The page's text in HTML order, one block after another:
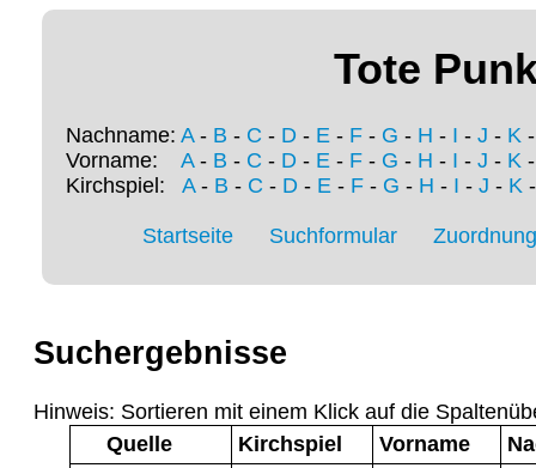
Tote
Nachname: A- B - C - D - E - F - G - H - I - J - K
Vorname: A- B - C - D - E - F - G - H - I - J - K
Kirchspiel: A- B - C - D- E- F- G - H - I - J - K
Startseite Suchformular
Suchergebnisse
Hinweis: Sortieren mit einem Klick auf die
Quelle
Kirchspiel Vorname